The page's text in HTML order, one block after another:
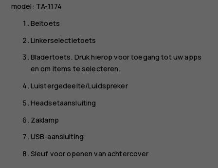
model: TA-1174
Beltoets
Linkerselectietoets
Bladertoets. Druk hierop voor toegang tot uw apps
en om items te selecteren.
Luistergedeelte/Luidspreker
Headsetaansluiting
Zaklamp
USB-aansluiting
Sleuf voor openen van achtercover